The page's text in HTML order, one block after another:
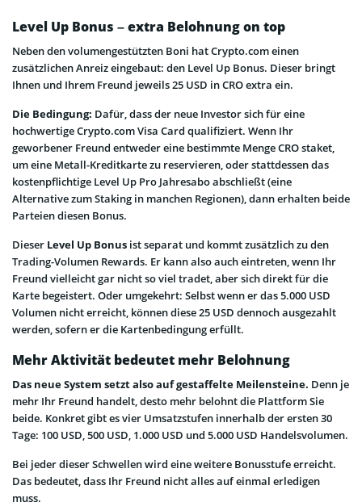
Level Up Bonus – extra Belohnung on top
Neben den volumengestützten Boni hat Crypto.com einen
zusätzlichen Anreiz eingebaut: den Level Up Bonus. Dieser bringt
Ihnen und Ihrem Freund jeweils 25 USD in CRO extra ein.
Die Bedingung: Dafür, dass der neue Investor sich für eine
hochwertige Crypto.com Visa Card qualifiziert. Wenn Ihr
geworbener Freund entweder eine bestimmte Menge CRO staket,
um eine Metall-Kreditkarte zu reservieren, oder stattdessen das
kostenpflichtige Level Up Pro Jahresabo abschließt (eine
Alternative zum Staking in manchen Regionen), dann erhalten beide
Parteien diesen Bonus.
Dieser Level Up Bonus ist separat und kommt zusätzlich zu den
Trading-Volumen Rewards. Er kann also auch eintreten, wenn Ihr
Freund vielleicht gar nicht so viel tradet, aber sich direkt für die
Karte begeistert. Oder umgekehrt: Selbst wenn er das 5.000 USD
Volumen nicht erreicht, können diese 25 USD dennoch ausgezahlt
werden, sofern er die Kartenbedingung erfüllt.
Mehr Aktivität bedeutet mehr Belohnung
Das neue System setzt also auf gestaffelte Meilensteine. Denn je
mehr Ihr Freund handelt, desto mehr belohnt die Plattform Sie
beide. Konkret gibt es vier Umsatzstufen innerhalb der ersten 30
Tage: 100 USD, 500 USD, 1.000 USD und 5.000 USD Handelsvolumen.
Bei jeder dieser Schwellen wird eine weitere Bonusstufe erreicht.
Das bedeutet, dass Ihr Freund nicht alles auf einmal erledigen
muss.